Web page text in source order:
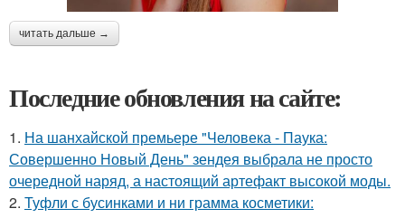
читать дальше →
Последние обновления на сайте:
1. На шанхайской премьере "Человека - Паука:
Совершенно Новый День" зендея выбрала не просто
очередной наряд, а настоящий артефакт высокой моды.
2. Туфли с бусинками и ни грамма косметики: